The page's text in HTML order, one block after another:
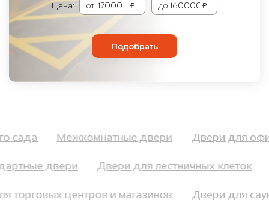
Цена: от ₽ до ₽
Подобрать
сада Межкомнатные двери Двери для
двери Двери для лестничных клеток
торговых центров и магазинов Двери для